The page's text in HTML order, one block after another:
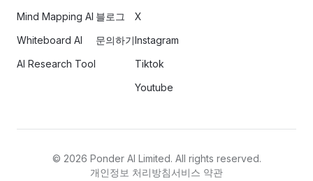
Mind Mapping AI
Whiteboard AI
AI Research Tool
블로그
문의하기
X
Instagram
Tiktok
Youtube
© 2026 Ponder AI Limited. All rights reserved.
개인정보 처리방침서비스 약관